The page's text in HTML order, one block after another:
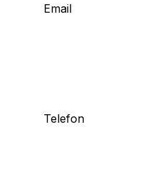
Email
Telefon